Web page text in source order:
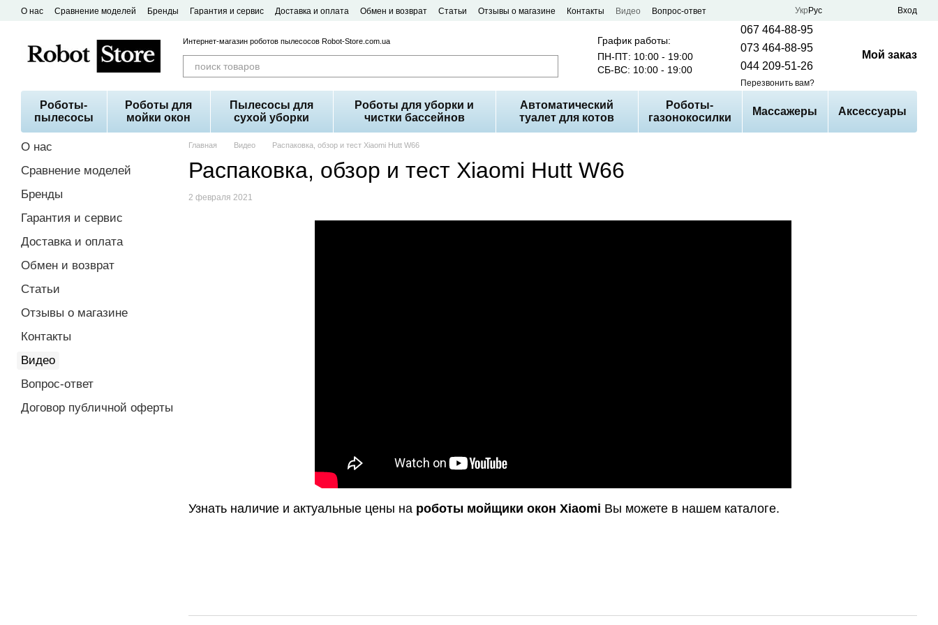
Перейти к основному контенту
О нас Сравнение моделей Бренды Гарантия и сервис Доставка и оплата Обмен и возврат Статьи Отзывы о магазине Контакты Видео
Вопрос-ответ
Укр Рус Вход
Интернет-магазин роботов пылесосов Robot-Store.com.ua
График работы:
ПН-ПТ: 10:00 - 19:00
СБ-ВС: 10:00 - 19:00
067 464-88-95
073 464-88-95
044 209-51-26
Перезвонить вам?
Мой заказ
Роботы-
пылесосы
Роботы для
мойки окон
Пылесосы для
сухой уборки
Роботы для уборки и
чистки бассейнов
Автоматический
туалет для котов
Роботы-
газонокосилки
Массажеры Аксессуары
Главная Видео Распаковка, обзор и тест Xiaomi Hutt W66
Распаковка, обзор и тест Xiaomi Hutt W66
2 февраля 2021
Узнать наличие и актуальные цены на роботы мойщики окон Xiaomi Вы можете в нашем каталоге.
О нас
Сравнение моделей
Бренды
Гарантия и сервис
Доставка и оплата
Обмен и возврат
Статьи
Отзывы о магазине
Контакты
Видео
Вопрос-ответ
Договор публичной оферты